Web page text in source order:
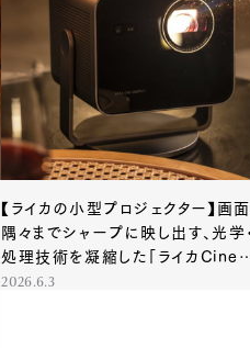
Contact
【ライカの小型プロジェクター】画
隅々までシャープに映し出す、光学
処理技術を凝縮した「ライカCine
Compact 1」
2026.6.3